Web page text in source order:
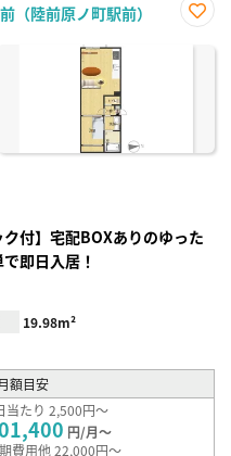
（陸前原ノ町駅前）
に入
ク付】宅配BOXありのゆった
即日入居！
19.98m²
額目安
当たり 2,500円～
円/月～
費用他 22,000円～